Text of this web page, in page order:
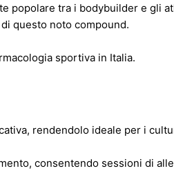
popolare tra i bodybuilder e gli
questo noto compound.
sportiva in Italia.
rendendolo ideale per i
consentendo sessioni di